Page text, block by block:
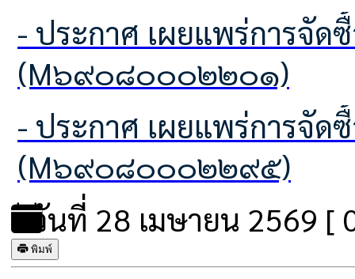
- ประกาศ เผยแพร่การจัดซื้อจัดจ้าง ประจำปีงบประมาณ พ.ศ.2569
(M๖๙๐๘๐๐๐๒๒๐๑)
- ประกาศ เผยแพร่การจัดซื้อจัดจ้าง ประจำปีงบประมาณ พ.ศ.2569
(M๖๙๐๘๐๐๐๒๒๙๕)
วันที่ 28 เมษายน 2569 [
พิมพ์